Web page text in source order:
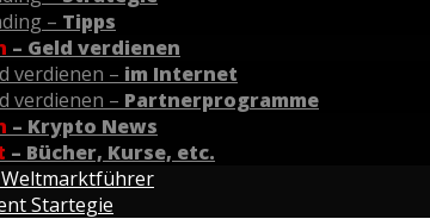
– Tipps
– Geld verdienen
verdienen – im Internet
verdienen – Partnerprogramme
– Krypto News
– Bücher, Kurse, etc.
Startegie